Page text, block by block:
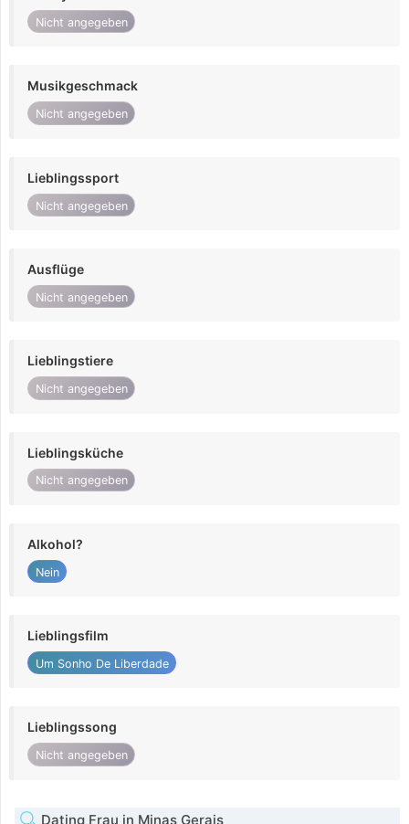
Nicht angegeben
Musikgeschmack
Nicht angegeben
Lieblingssport
Nicht angegeben
Ausflüge
Nicht angegeben
Lieblingstiere
Nicht angegeben
Lieblingsküche
Nicht angegeben
Alkohol?
Nein
Lieblingsfilm
Um Sonho De Liberdade
Lieblingssong
Nicht angegeben
Dating Frau in Minas Gerais